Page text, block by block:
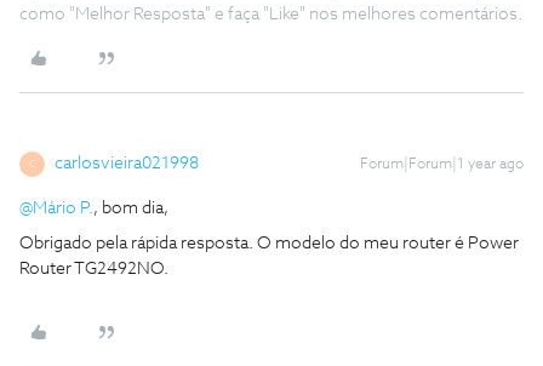
como "Melhor Resposta" e faça "Like" nos melhores comentários.
C carlosvieira021998 Forum|Forum|1 year ago
@Mário P., bom dia,
Obrigado pela rápida resposta. O modelo do meu router é Power
Router TG2492NO.